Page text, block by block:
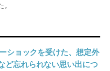
ショックを受けた、想定外
ど忘れられない思い出につ